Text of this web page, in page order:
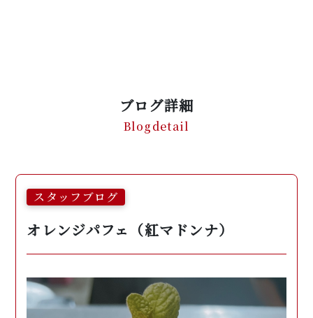
ブログ詳細
Blogdetail
スタッフブログ
オレンジパフェ（紅マドンナ）